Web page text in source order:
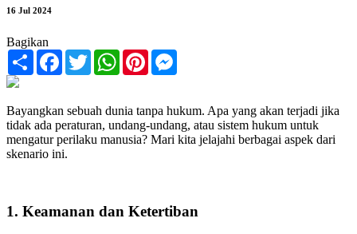
16 Jul 2024
Bagikan
Share FacebookTwitterWhatsApp
Pinterest
Bayangkan sebuah dunia tanpa hukum. Apa yang akan terjadi jika
tidak ada peraturan, undang-undang, atau sistem hukum untuk
mengatur perilaku manusia? Mari kita jelajahi berbagai aspek dari
skenario ini.
1. Keamanan dan Ketertiban